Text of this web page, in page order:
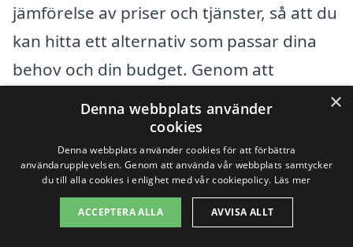
jämförelse av priser och tjänster, så att du
kan hitta ett alternativ som passar dina
behov och din budget. Genom att
använda en plattform som
köksrenovering-pris.se kan du enkelt få
kontakt med lokala entreprenörer, vilket
underlätter för dig att planera och
genomföra din drömrenovering. Tveka
×
Denna webbplats använder
cookies
Denna webbplats använder cookies för att förbättra
användarupplevelsen. Genom att använda vår webbplats samtycker
du till alla cookies i enlighet med vår cookiepolicy. Läs mer
ACCEPTERA ALLA AVVISA ALLT